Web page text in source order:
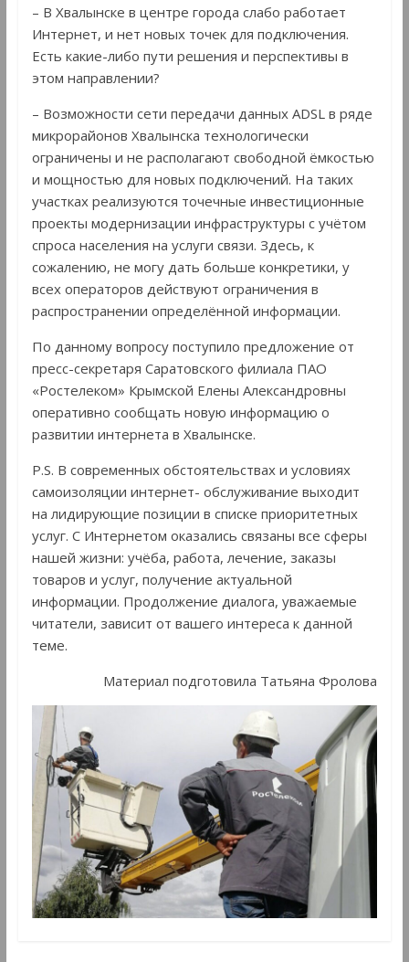
– В Хвалынске в центре города слабо работает
Интернет, и нет новых точек для подключения.
Есть какие-либо пути решения и перспективы в
этом направлении?
– Возможности сети передачи данных ADSL в ряде
микрорайонов Хвалынска технологически
ограничены и не располагают свободной ёмкостью
и мощностью для новых подключений. На таких
участках реализуются точечные инвестиционные
проекты модернизации инфраструктуры с учётом
спроса населения на услуги связи. Здесь, к
сожалению, не могу дать больше конкретики, у
всех операторов действуют ограничения в
распространении определённой информации.
По данному вопросу поступило предложение от
пресс-секретаря Саратовского филиала ПАО
«Ростелеком» Крымской Елены Александровны
оперативно сообщать новую информацию о
развитии интернета в Хвалынске.
P.S. В современных обстоятельствах и условиях
самоизоляции интернет- обслуживание выходит
на лидирующие позиции в списке приоритетных
услуг. С Интернетом оказались связаны все сферы
нашей жизни: учёба, работа, лечение, заказы
товаров и услуг, получение актуальной
информации. Продолжение диалога, уважаемые
читатели, зависит от вашего интереса к данной
теме.
Материал подготовила Татьяна Фролова